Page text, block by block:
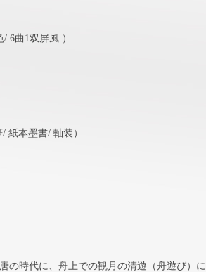
/ 6曲1双屏風 ）
紙本墨書/ 軸装）
の時代に、舟上での観月の清遊（舟遊び）に